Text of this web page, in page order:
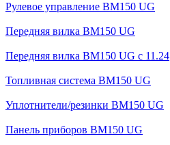
Рулевое управление BM150 UG
Передняя вилка BM150 UG
Передняя вилка BM150 UG с 11.24
Топливная система BM150 UG
Уплотнители/резинки BM150 UG
Панель приборов BM150 UG